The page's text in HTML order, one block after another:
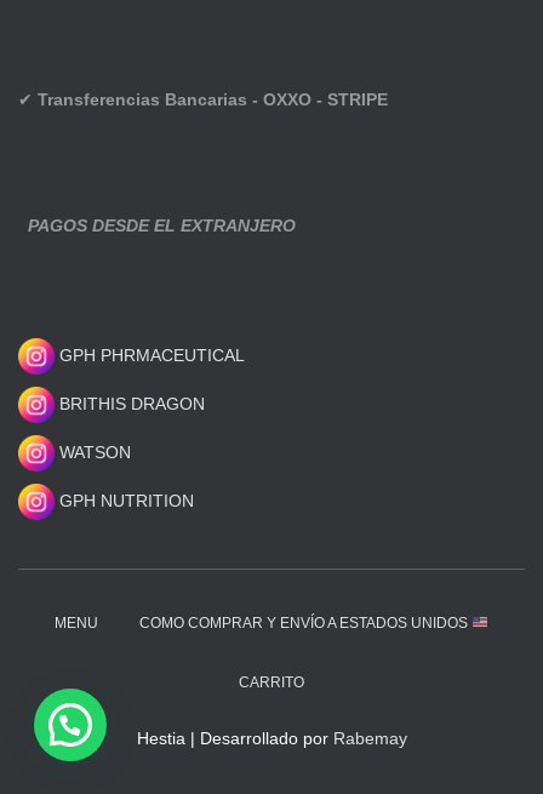
✔ Transferencias Bancarias - OXXO - STRIPE
PAGOS DESDE EL EXTRANJERO
GPH PHRMACEUTICAL
BRITHIS DRAGON
WATSON
GPH NUTRITION
MENU COMO COMPRAR Y ENVÍO A ESTADOS UNIDOS
CARRITO
Hestia | Desarrollado por Rabemay